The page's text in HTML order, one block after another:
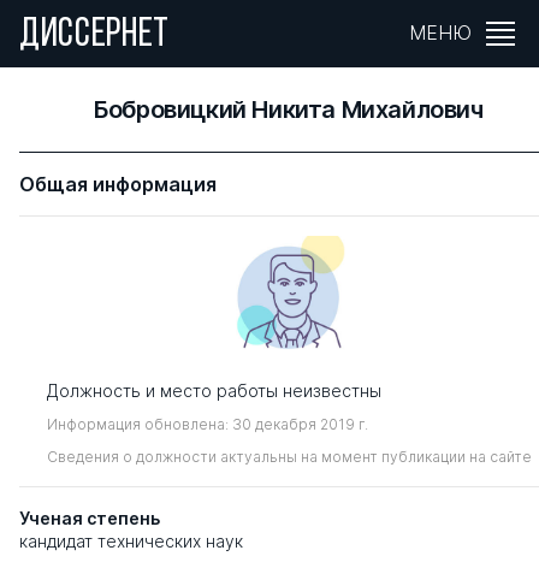
ДИССЕРНЕТ МЕНЮ
Бобровицкий Никита Михайлович
Общая информация
Должность и место работы неизвестны
Информация обновлена: 30 декабря 2019 г.
Сведения о должности актуальны на момент публикации на сайте
Ученая степень
кандидат технических наук